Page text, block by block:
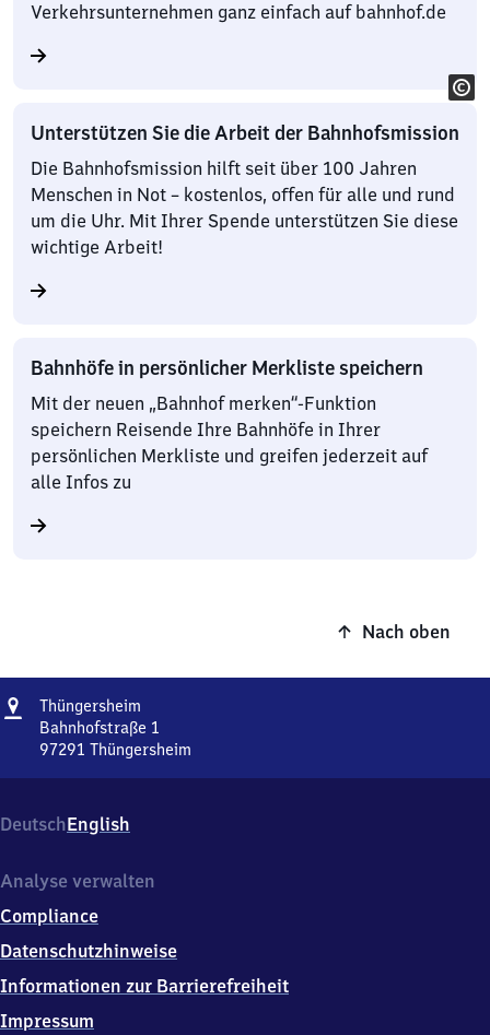
Verkehrsunternehmen ganz einfach auf bahnhof.de
Unterstützen Sie die Arbeit der Bahnhofsmission
Die Bahnhofsmission hilft seit über 100 Jahren
Menschen in Not – kostenlos, offen für alle und rund
um die Uhr. Mit Ihrer Spende unterstützen Sie diese
wichtige Arbeit!
Bahnhöfe in persönlicher Merkliste speichern
Mit der neuen „Bahnhof merken“-Funktion
speichern Reisende Ihre Bahnhöfe in Ihrer
persönlichen Merkliste und greifen jederzeit auf
alle Infos zu
Nach oben
Adresse
Thüngersheim
Bahnhofstraße 1
97291 Thüngersheim
1,
9
2
1
Thüngersheim
DeutschEnglish
Analyse verwalten
Compliance
Datenschutzhinweise
Informationen zur Barrierefreiheit
Impressum